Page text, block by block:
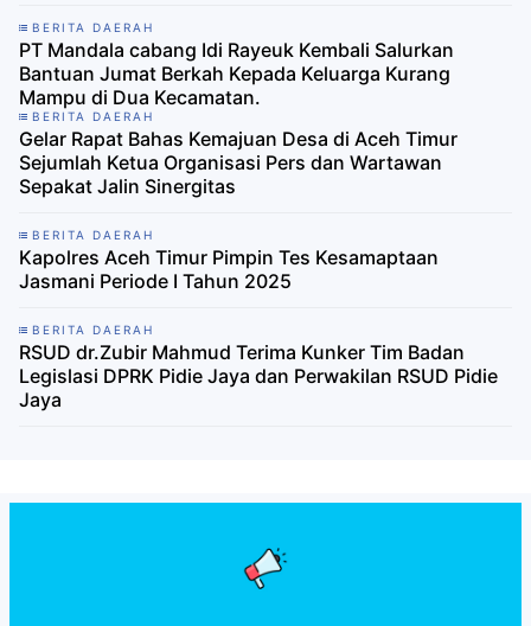
BERITA DAERAH
PT Mandala cabang Idi Rayeuk Kembali Salurkan
Bantuan Jumat Berkah Kepada Keluarga Kurang
Mampu di Dua Kecamatan.
BERITA DAERAH
Gelar Rapat Bahas Kemajuan Desa di Aceh Timur
Sejumlah Ketua Organisasi Pers dan Wartawan
Sepakat Jalin Sinergitas
BERITA DAERAH
Kapolres Aceh Timur Pimpin Tes Kesamaptaan
Jasmani Periode I Tahun 2025
BERITA DAERAH
RSUD dr.Zubir Mahmud Terima Kunker Tim Badan
Legislasi DPRK Pidie Jaya dan Perwakilan RSUD Pidie
Jaya